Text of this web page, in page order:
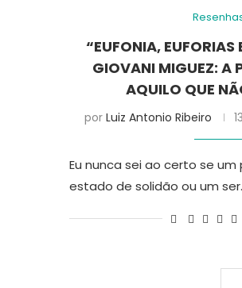
“EUFONIA, EUFORIAS
GIOVANI MIGUEZ: A
AQUILO QUE
porLuiz Antonio Ribeiro
Eu nunca sei ao certo se
estado de solidão ou um